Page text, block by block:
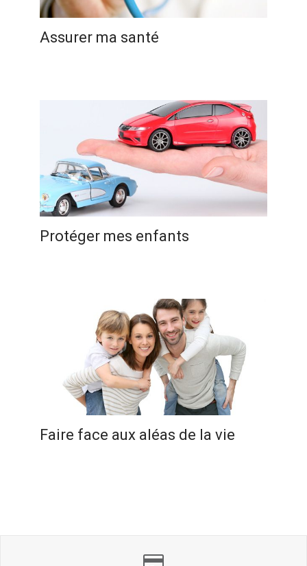
Assurer ma santé
Protéger mes enfants
Faire face aux aléas de la vie